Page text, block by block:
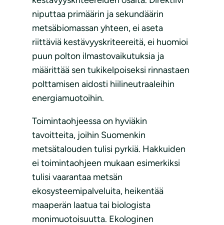
niputtaa primäärin ja sekundäärin
metsäbiomassan yhteen, ei aseta
riittäviä kestävyyskriteereitä, ei huomioi
puun polton ilmastovaikutuksia ja
määrittää sen tukikelpoiseksi rinnastaen
polttamisen aidosti hiilineutraaleihin
energiamuotoihin.
Toimintaohjeessa on hyviäkin
tavoitteita, joihin Suomenkin
metsätalouden tulisi pyrkiä. Hakkuiden
ei toimintaohjeen mukaan esimerkiksi
tulisi vaarantaa metsän
ekosysteemipalveluita, heikentää
maaperän laatua tai biologista
monimuotoisuutta. Ekologinen